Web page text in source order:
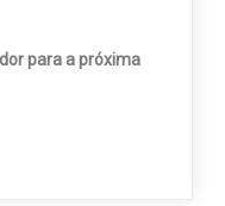
para a próxima